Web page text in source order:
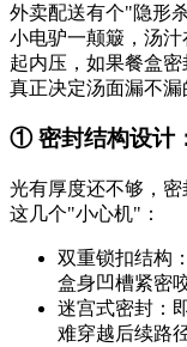
外卖配送有个"隐形
小电驴一颠簸，汤
起内压，如果餐盒
真正决定汤面漏不漏
① 密封结构设计
光有厚度还不够，
这几个"小心机"：
双重锁扣结构
盒身凹槽紧密
迷宫式密封：
难穿越后续路